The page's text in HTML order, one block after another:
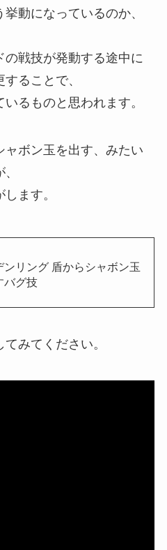
動になっているのか、
の戦技が発動する途中に
ることで、
るものと思われます。
ャボン玉を出す、みたい
ます。
ンリング 盾からシャボン玉
バグ技
みてください。